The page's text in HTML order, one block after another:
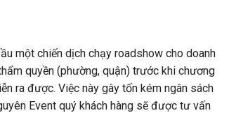
một chiến dịch chạy roadshow cho doanh
quyền (phường, quận) trước khi chương
ra được. Việc này gây tốn kém ngân sách
Event quý khách hàng sẽ được tư vấn